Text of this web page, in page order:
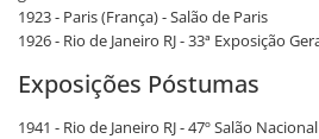
1923 - Paris (França) - Salão de Paris
1926 - Rio de Janeiro RJ - 33ª Exposição
Exposições Póstumas
1941 - Rio de Janeiro RJ - 47º Salão